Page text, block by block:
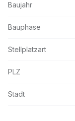
Baujahr
Bauphase
Stellplatzart
PLZ
Stadt